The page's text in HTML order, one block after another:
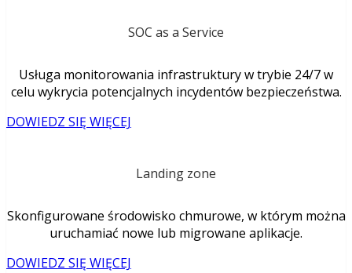
SOC as a Service
Usługa monitorowania infrastruktury w trybie 24/7 w
celu wykrycia potencjalnych incydentów bezpieczeństwa.
DOWIEDZ SIĘ WIĘCEJ
Landing zone
Skonfigurowane środowisko chmurowe, w którym można
uruchamiać nowe lub migrowane aplikacje.
DOWIEDZ SIĘ WIĘCEJ